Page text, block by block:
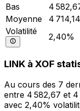
Bas
4
Moyenne
4 714,14
Volatilité
2,40%
LINK à XOF
Au cours des 7
entre 4 582,67 et 4
avec 2,40%